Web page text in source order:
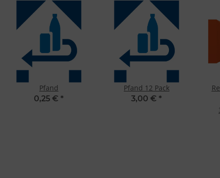
Pfand
0,25 € *
Pfand 12 Pack
3,00 € *